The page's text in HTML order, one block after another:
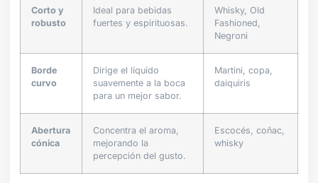
Corto y
robusto
Ideal para bebidas
fuertes y espirituosas.
Whisky, Old
Fashioned,
Negroni
Borde
curvo
Dirige el líquido
suavemente a la boca
para un mejor sabor.
Martini, copa,
daiquiris
Abertura
cónica
Concentra el aroma,
mejorando la
percepción del gusto.
Escocés, coñac,
whisky